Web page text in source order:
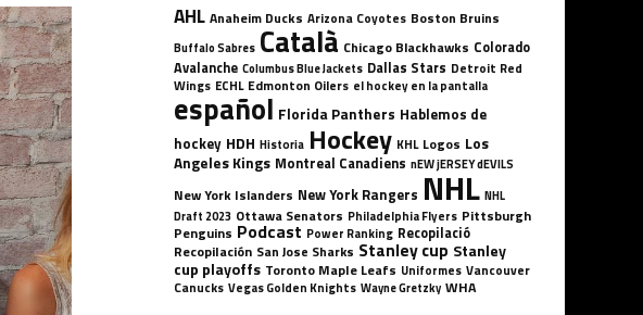
AHL Anaheim Ducks Arizona Coyotes Boston Bruins
Buffalo Sabres Català Chicago Blackhawks Colorado
Avalanche Columbus Blue Jackets Dallas Stars Detroit Red
Wings ECHL Edmonton Oilers el hockey en la pantalla
español Florida Panthers Hablemos de
hockey HDH Historia Hockey KHL Logos Los
Angeles Kings Montreal Canadiens nEW jERSEY dEVILS
New York Islanders New York Rangers NHL NHL
Draft 2023 Ottawa Senators Philadelphia Flyers Pittsburgh
Penguins Podcast Power Ranking Recopilació
Recopilación San Jose Sharks Stanley cup Stanley
cup playoffs Toronto Maple Leafs Uniformes Vancouver
Canucks Vegas Golden Knights Wayne Gretzky WHA